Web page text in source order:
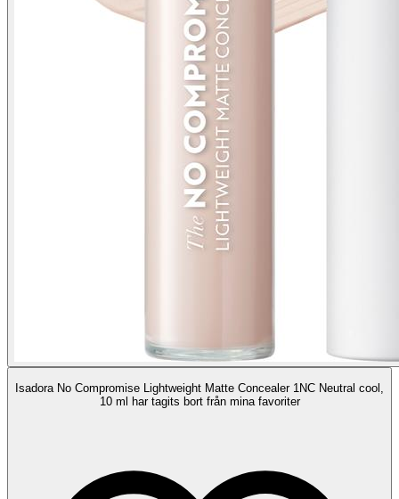
Isadora No Compromise Lightweight Matte Concealer 1NC Neutral cool,
10 ml har tagits bort från mina favoriter